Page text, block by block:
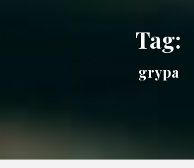
Tag:
grypa